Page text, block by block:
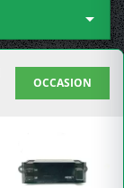

OCCASION